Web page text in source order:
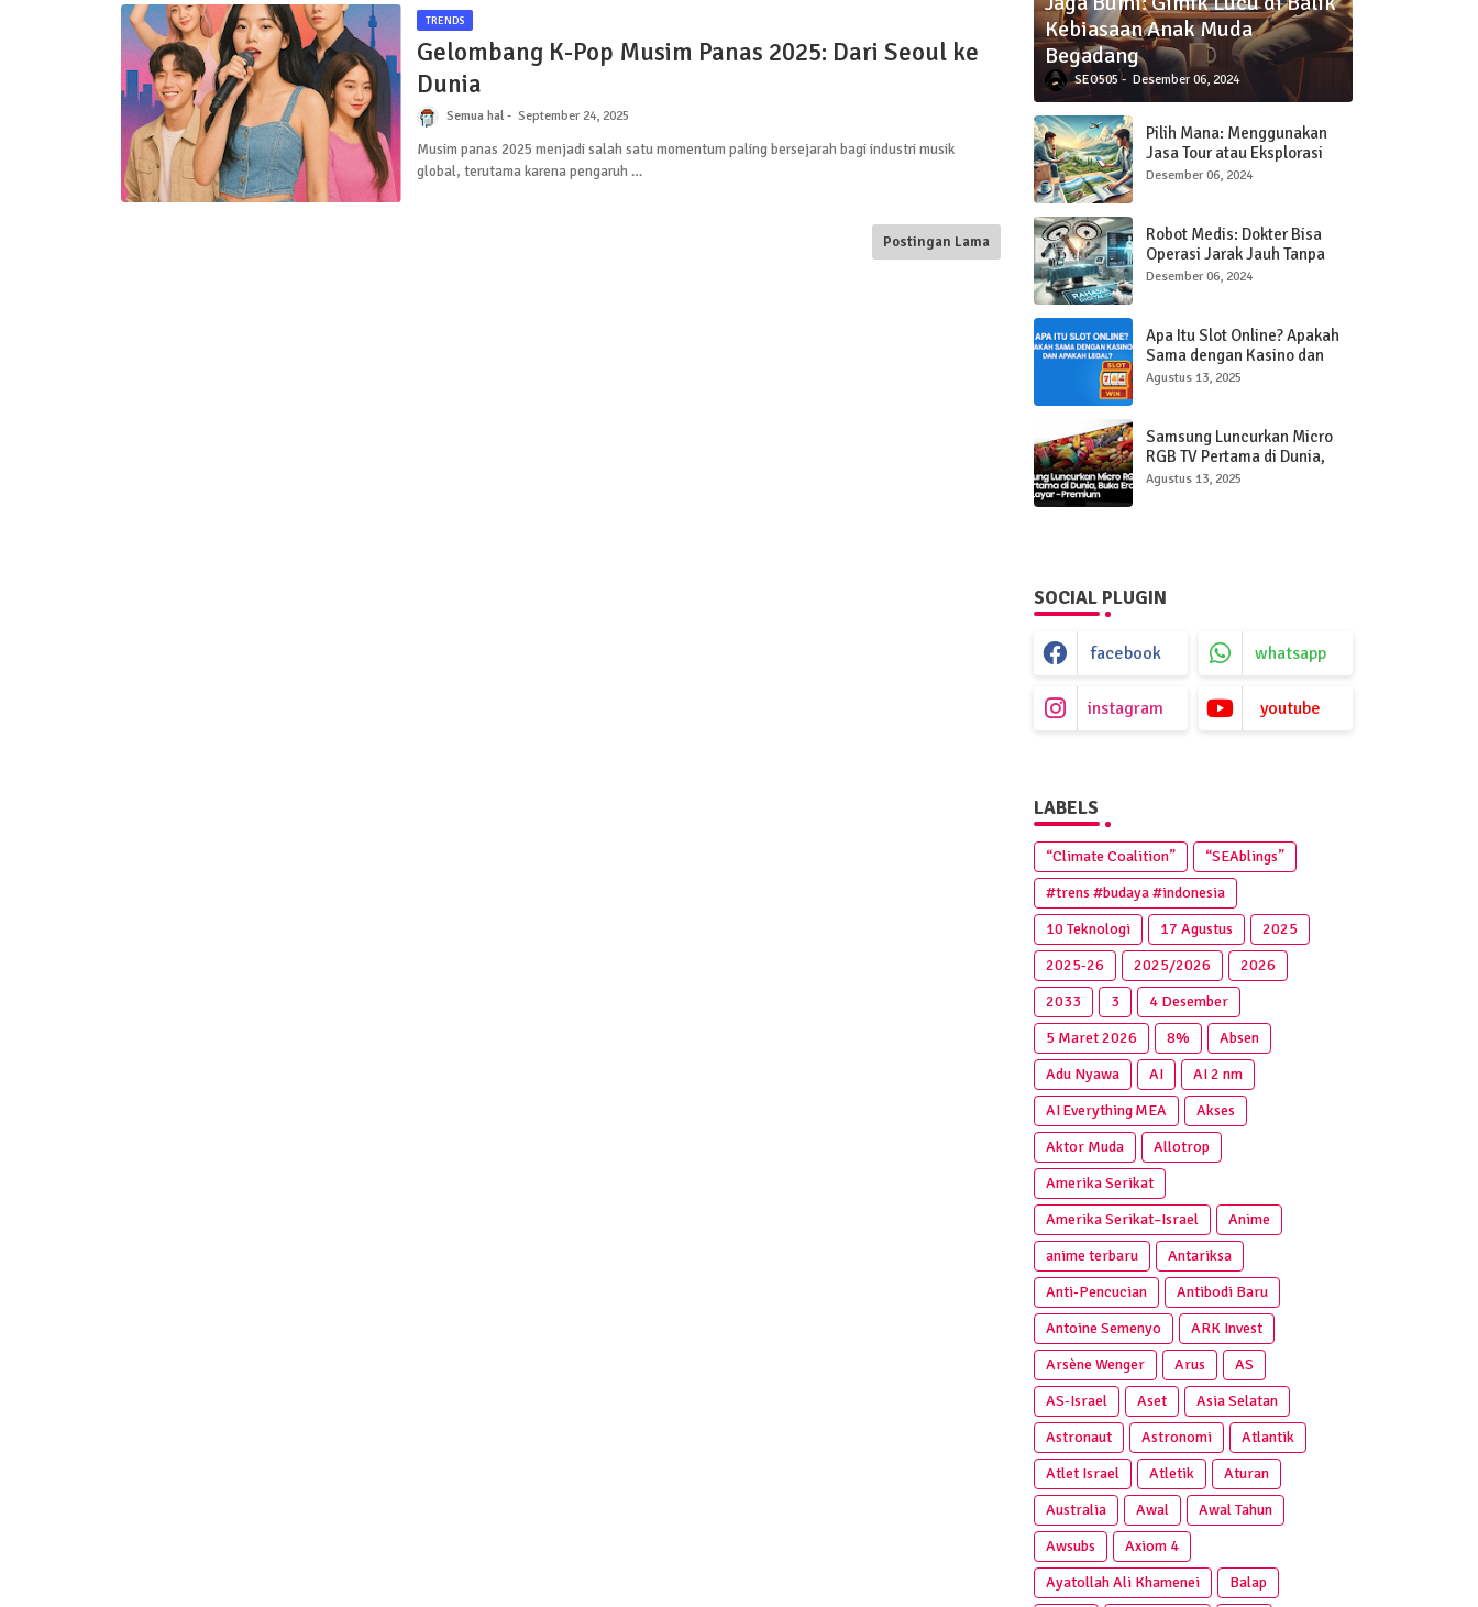
TRENDS
Gelombang K-Pop Musim Panas 2025: Dari Seoul ke
Dunia
Semua hal September 24, 2025
Musim panas 2025 menjadi salah satu momentum paling bersejarah bagi industri musik
global, terutama karena pengaruh …
Postingan Lama
Kebiasaan Anak Muda
Begadang
SEO505 Desember 06, 2024
Pilih Mana: Menggunakan
Jasa Tour atau Eksplorasi
Sendiri Saat Traveling?
Desember 06, 2024
Robot Medis: Dokter Bisa
Operasi Jarak Jauh Tanpa
Hadir di Ruangan
Desember 06, 2024
Apa Itu Slot Online? Apakah
Sama dengan Kasino dan
Apakah Legal?
Agustus 13, 2025
Samsung Luncurkan Micro
RGB TV Pertama di Dunia,
Buka Era Baru Layar Ultra-
Agustus 13, 2025
SOCIAL PLUGIN
facebook whatsapp
instagram youtube
LABELS
“Climate Coalition”
“SEAblings”
#trens #budaya #indonesia
10 Teknologi
17 Agustus
2025
2025‑26
2025/2026
2026
2033
3
4 Desember
5 Maret 2026
8%
Absen
Adu Nyawa
AI
AI 2 nm
AI Everything MEA
Akses
Aktor Muda
Allotrop
Amerika Serikat
Amerika Serikat–Israel
Anime
anime terbaru
Antariksa
Anti‑Pencucian
Antibodi Baru
Antoine Semenyo
ARK Invest
Arsène Wenger
Arus
AS
AS-Israel
Aset
Asia Selatan
Astronaut
Astronomi
Atlantik
Atlet Israel
Atletik
Aturan
Australia
Awal
Awal Tahun
Awsubs
Axiom 4
Ayatollah Ali Khamenei
Balap